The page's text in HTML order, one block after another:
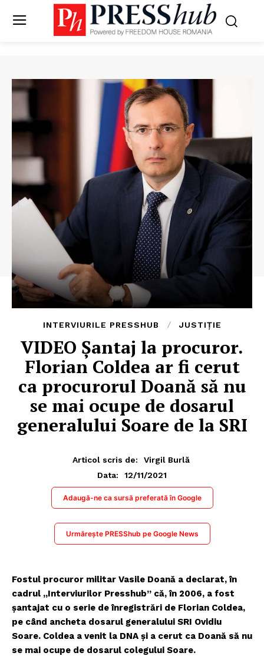
INTERVIURILE PRESSHUB JUSTIȚIE
VIDEO Șantaj la procuror.
Florian Coldea ar fi cerut
ca procurorul Doană să nu
se mai ocupe de dosarul
generalului Soare de la SRI
Articol scris de:
Virgil Burlă
Data:
12/11/2021
Adaugă-ne ca sursă preferată în Google
Urmărește PRESShub pe Google News
Fostul procuror militar Vasile Doană a declarat, în
cadrul „Interviurilor Presshub” că, în 2006, a fost
șantajat cu o serie de înregistrări de Florian Coldea,
pe când ancheta dosarul generalului SRI Ovidiu
Soare. Coldea a venit la DNA și a cerut ca Doană să nu
se mai ocupe de dosarul colegului Soare.